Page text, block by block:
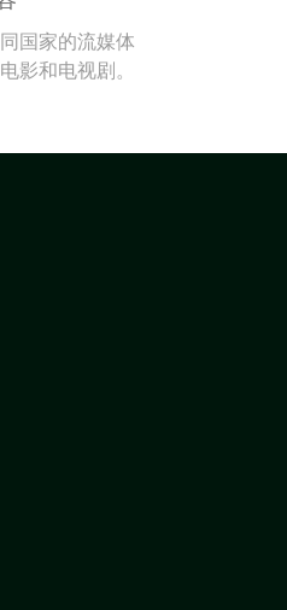
国家的流媒体
影和电视剧。